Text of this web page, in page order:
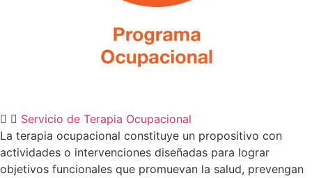
Servicio de Terapia Ocupacional
La terapia ocupacional constituye un propositivo con
actividades o intervenciones diseñadas para lograr
objetivos funcionales que promuevan la salud, prevengan